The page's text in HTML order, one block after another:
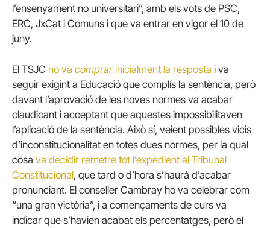
l’ensenyament no universitari”, amb els vots de PSC,
ERC, JxCat i Comuns i que va entrar en vigor el 10 de
juny.
El TSJC no va comprarinicialment la resposta i va
seguir exigint a Educació que complís la sentència, però
davant l’aprovació de les noves normes va acabar
claudicant i acceptant que aquestes impossibilitaven
l’aplicació de la sentència. Això sí, veient possibles vicis
d’inconstitucionalitat en totes dues normes, per la qual
cosa va decidir remetre tot l’expedient al Tribunal
Constitucional, que tard o d’hora s’haurà d’acabar
pronunciant. El conseller Cambray ho va celebrar com
“una gran victòria”, i a començaments de curs va
indicar que s’havien acabat els percentatges, però el